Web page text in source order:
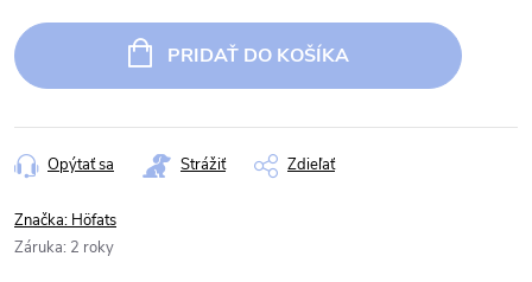
cena:
PRIDAŤ DO KOŠÍKA
Opýtať sa Strážiť Zdieľať
Značka: Höfats
Záruka: 2 roky